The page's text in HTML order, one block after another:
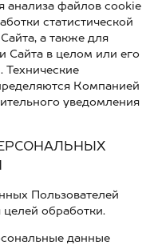
анализа файлов cookie
статистической
а также для
Сайта в целом или его
Технические
Компанией
уведомления
Пользователей
обработки.
данные